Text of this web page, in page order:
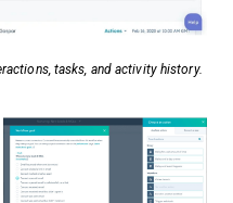
tasks, and activity history.